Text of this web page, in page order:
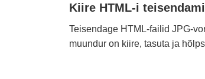
Kiire HTML-i
Teisendage HTML-failid JPG-
muundur on kiire, tasuta ja